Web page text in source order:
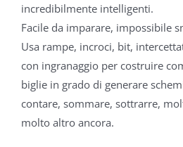
incredibilmente intelligenti.
Facile da imparare, impossibile
Usa rampe, incroci, bit,
con ingranaggio per costruire
biglie in grado di generare
contare, sommare, sottrarre,
molto altro ancora.